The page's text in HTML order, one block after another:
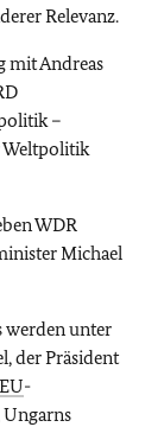
Relevanz.
mit Andreas
–
Weltpolitik
WDR
Michael
werden unter
der Präsident
EU-
Ungarns